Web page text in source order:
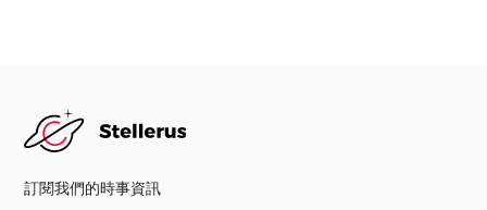
訂閱我們的時事資訊